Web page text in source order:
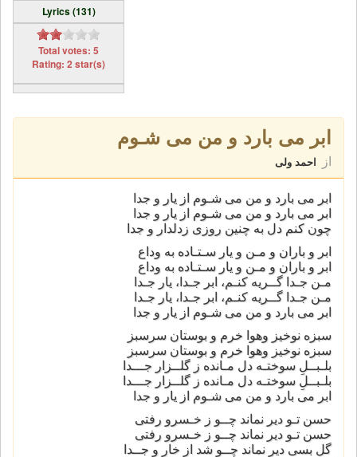
Lyrics (131)
Total votes: 5
Rating: 2 star(s)
ابر می بارد و من می شـوم
از احمد ولی
ابر می بارد و من می شـوم از یار و جدا
ابر می بارد و من می شـوم از یار و جدا
چون کنم دل به چنین روزی زدلدار و جدا
ابر و باران و مـن و یار سـتـاده به وداع
ابر و باران و مـن و یار سـتـاده به وداع
مـن جـدا گــریه کنـم، ابر جـدا، یار جـدا
مـن جـدا گــریه کنـم، ابر جـدا، یار جـدا
ابر می بارد و من می شـوم از یار و جدا
سبزه نوخیز وهوا خرم و بوستان سرسبز
سبزه نوخیز وهوا خرم و بوستان سرسبز
بلـبــلِ سوختـه دل مـانده ز گلــزار جـــدا
بلـبــلِ سوختـه دل مـانده ز گلــزار جـــدا
ابر می بارد و من می شـوم از یار و جدا
حسن تـو دیر نماند چــو ز خـسرو رفتی
حسن تـو دیر نماند چــو ز خـسرو رفتی
گل بسی دیر نماند چــو شد از خار و جــدا